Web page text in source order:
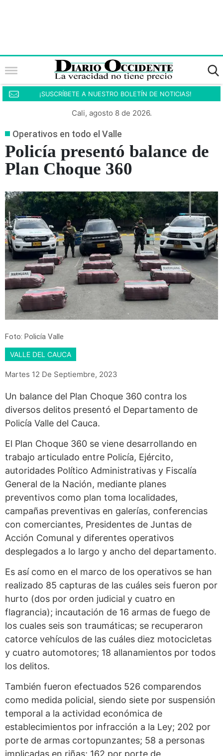
¡SUSCRÍBETE A NUESTRO BOLETÍN DE NOTICIAS!
Cali, agosto 8 de 2026.
Operativos en todo el Valle
Policía presentó balance de
Plan Choque 360
Foto: Policía Valle
VALLE DEL CAUCA
Martes 12 De Septiembre, 2023
Un balance del Plan Choque 360 contra los
diversos delitos presentó el Departamento de
Policía Valle del Cauca.
El Plan Choque 360 se viene desarrollando en
trabajo articulado entre Policía, Ejército,
autoridades Político Administrativas y Fiscalía
General de la Nación, mediante planes
preventivos como plan toma localidades,
campañas preventivas en galerías, conferencias
con comerciantes, Presidentes de Juntas de
Acción Comunal y diferentes operativos
desplegados a lo largo y ancho del departamento.
Es así como en el marco de los operativos se han
realizado 85 capturas de las cuáles seis fueron por
hurto (dos por orden judicial y cuatro en
flagrancia); incautación de 16 armas de fuego de
los cuales seis son traumáticas; se recuperaron
catorce vehículos de las cuáles diez motocicletas
y cuatro automotores; 18 allanamientos por todos
los delitos.
También fueron efectuados 526 comparendos
como medida policial, siendo siete por suspensión
temporal a la actividad económica de
establecimientos por infracción a la Ley; 202 por
porte de armas cortopunzantes; 58 a personas
implicadas en riñas; 162 por porte de